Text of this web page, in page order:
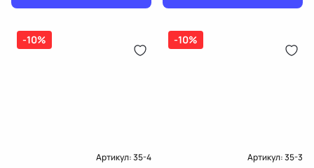
-10%
Артикул:35-4
-10%
Артикул:35-3